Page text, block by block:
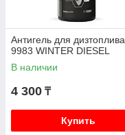
Антигель для дизтоплива
9983 WINTER DIESEL
В наличии
4 300 ₸
Купить